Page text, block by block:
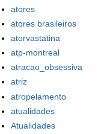
atores
atores brasileiros
atorvastatina
atp-montreal
atracao_obsessiva
atriz
atropelamento
atualidades
Atualidades